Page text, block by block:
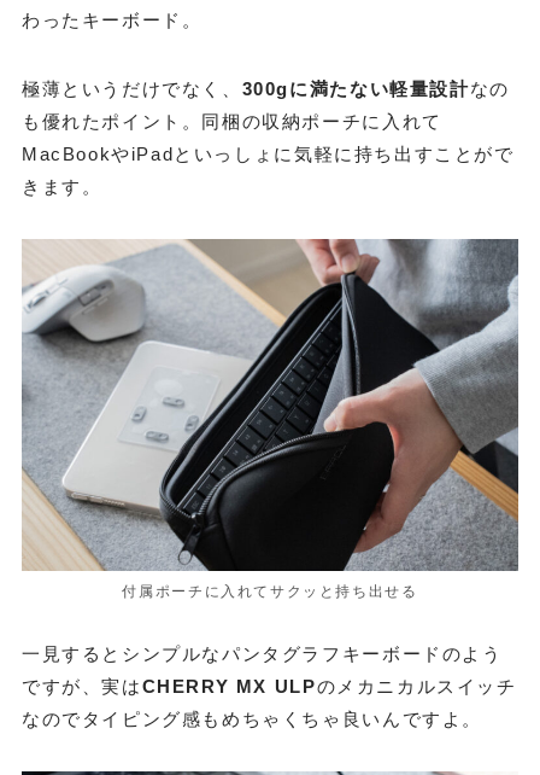
わったキーボード。
極薄というだけでなく、 300gに満たない軽量設計なの
も優れたポイント。同梱の収納ポーチに入れて
MacBookやiPadといっしょに気軽に持ち出すことがで
きます。
付属ポーチに入れてサクッと持ち出せる
一見するとシンプルなパンタグラフキーボードのよう
ですが、実はCHERRY MX ULPのメカニカルスイッチ
なのでタイピング感もめちゃくちゃ良いんですよ。